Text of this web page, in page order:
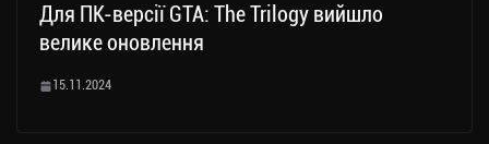
Для ПК-версії GTA: The Trilogy вийшло
велике оновлення
15.11.2024